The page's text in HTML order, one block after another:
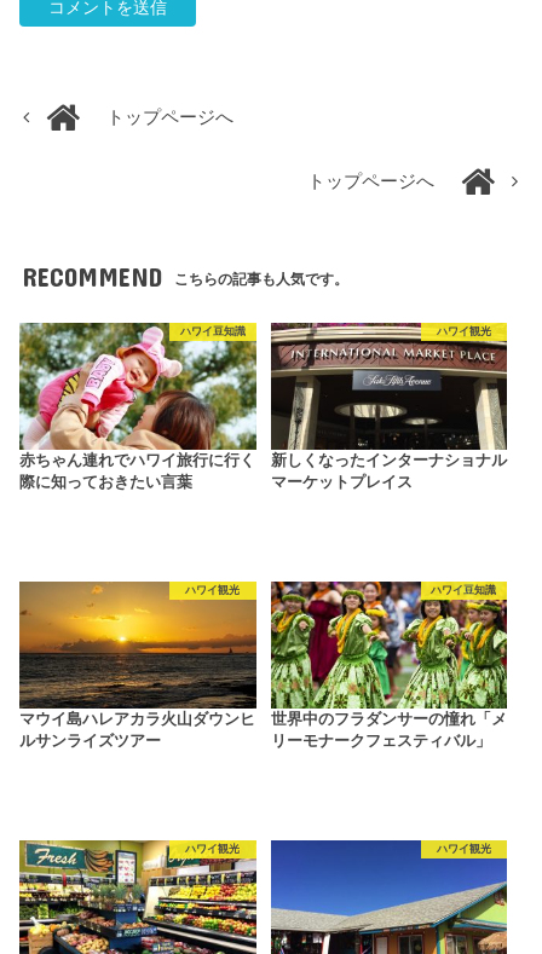
トップページへ
トップページへ
RECOMMEND こちらの記事も人気です。
ハワイ豆知識
赤ちゃん連れでハワイ旅行に行く
際に知っておきたい言葉
ハワイ観光
新しくなったインターナショナル
マーケットプレイス
ハワイ観光
マウイ島ハレアカラ火山ダウンヒ
ルサンライズツアー
ハワイ豆知識
世界中のフラダンサーの憧れ「メ
リーモナークフェスティバル」
ハワイ観光 ハワイ観光